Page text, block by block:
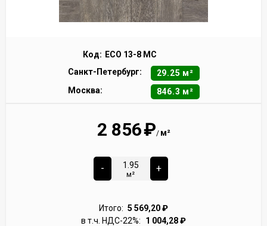
Код: ECO 13-8 MC
Санкт-Петербург:
29.25 м²
Москва:
846.3 м²
2 856₽/ м²
-
м²
+
Итого: 5 569,20₽
в т.ч. НДС-22%:
1 004,28₽